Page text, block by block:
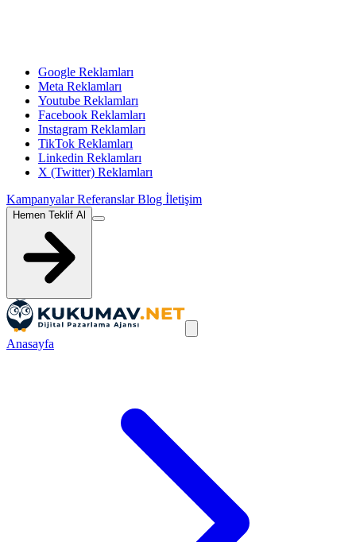
Google Reklamları
Meta Reklamları
Youtube Reklamları
Facebook Reklamları
Instagram Reklamları
TikTok Reklamları
Linkedin Reklamları
X (Twitter) Reklamları
KampanyalarReferanslarBlog İletişim
Hemen Teklif Al
Anasayfa